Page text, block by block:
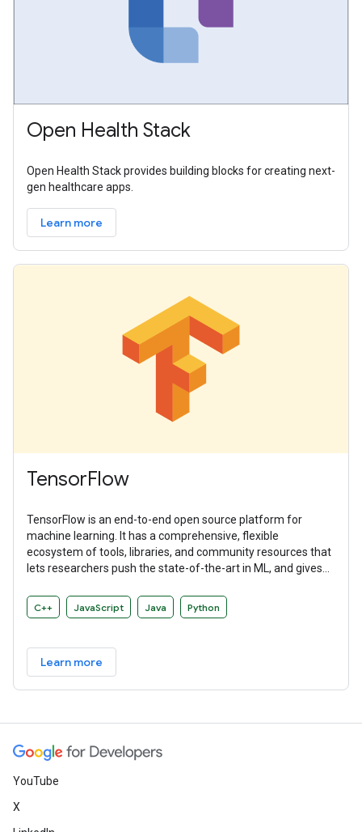
Open Health Stack
Open Health Stack provides building blocks for creating next-
gen healthcare apps.
Learn more
TensorFlow
TensorFlow is an end-to-end open source platform for
machine learning. It has a comprehensive, flexible
ecosystem of tools, libraries, and community resources that
lets researchers push the state-of-the-art in ML, and gives
applications.
C++ JavaScript Java Python
Learn more
YouTube
X